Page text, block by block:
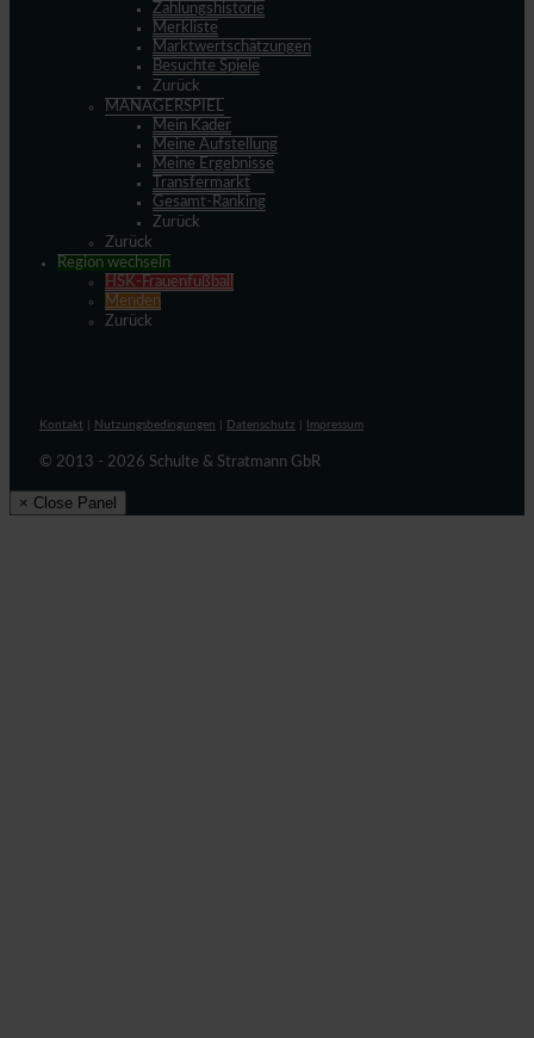
Zahlungshistorie
Merkliste
Marktwertschätzungen
Besuchte Spiele
Zurück
MANAGERSPIEL
Mein Kader
Meine Aufstellung
Meine Ergebnisse
Transfermarkt
Gesamt-Ranking
Zurück
Zurück
Region wechseln
HSK-Frauenfußball
Menden
Zurück
Kontakt Nutzungsbedingungen Datenschutz Impressum
© 2013 - 2026 Schulte & Stratmann GbR
× Close Panel